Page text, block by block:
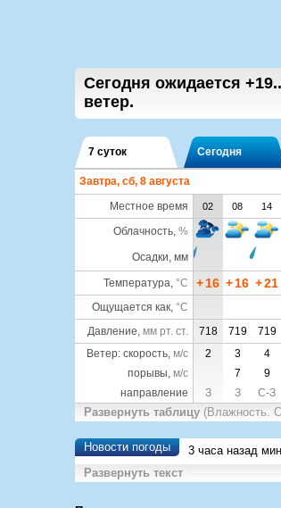
Сегодня ожидается
ветер.
7 суток Сегодня
Завтра, сб, 8 августа
Местное время
02 08 14
Облачность, %
Осадки, мм
Температура, °C +16 +16 +21
Ощущается как, °C
Давление, мм рт. ст. 718 719 719
Ветер: скорость, м/с 2 3 4
порывы, м/с 7 9
направление
З З С-З
Развернуть таблицу (Влажность.
Новости погоды 3 часа назад
Развернуть текст